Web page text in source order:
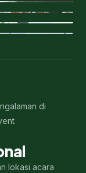
di
lokasi acara